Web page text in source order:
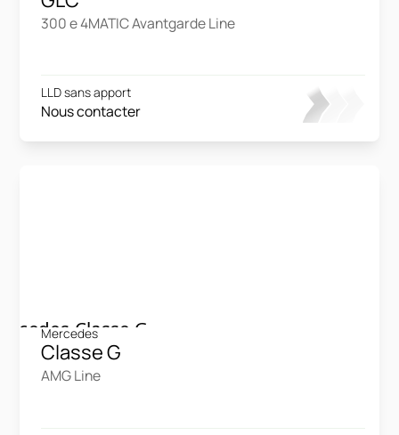
300 e 4MATIC Avantgarde Line
LLD sans apport
Nous contacter
Mercedes
Classe G
AMG Line